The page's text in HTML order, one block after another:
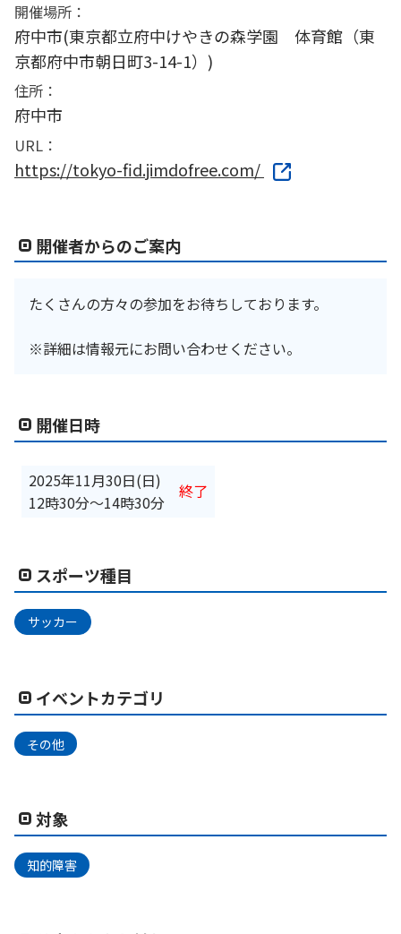
開催場所：
府中市(東京都立府中けやきの森学園 体育館（東
京都府中市朝日町3-14-1）)
住所：
府中市
URL：
https://tokyo-fid.jimdofree.com/
開催者からのご案内
たくさんの方々の参加をお待ちしております。
※詳細は情報元にお問い合わせください。
開催日時
2025年11月30日(日)
12時30分〜14時30分
終了
スポーツ種目
サッカー
イベントカテゴリ
その他
対象
知的障害